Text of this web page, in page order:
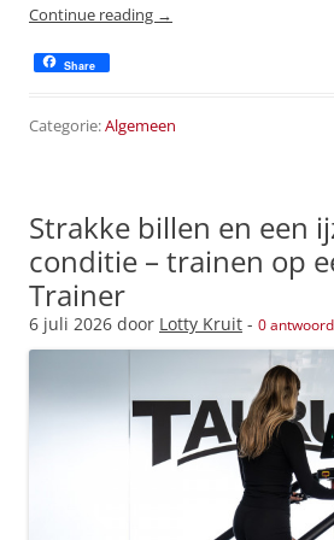
Continue reading →
Share
Categorie:Algemeen
Strakke billen en een
conditie – trainen op
Trainer
6 juli 2026 door Lotty Kruit - 0